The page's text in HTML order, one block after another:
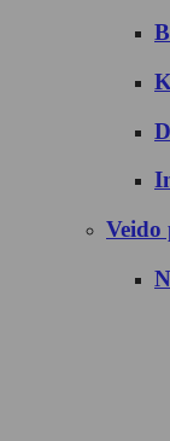
Veido